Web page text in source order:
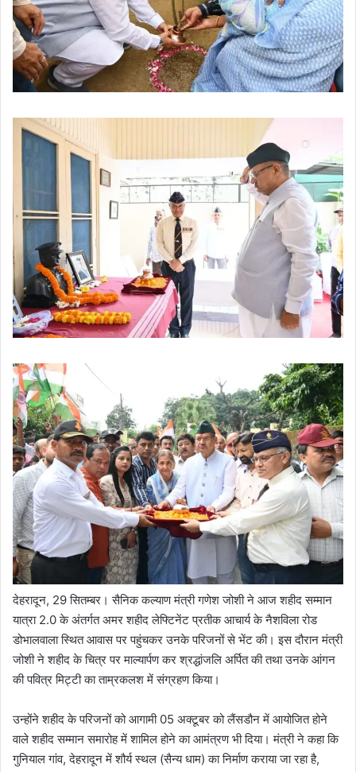
देहरादून, 29 सितम्बर। सैनिक कल्याण मंत्री गणेश जोशी ने आज शहीद सम्मान
यात्रा 2.0 के अंतर्गत अमर शहीद लेफ्टिनेंट प्रतीक आचार्य के नैशविला रोड
डोभालवाला स्थित आवास पर पहुंचकर उनके परिजनों से भेंट की। इस दौरान मंत्री
जोशी ने शहीद के चित्र पर माल्यार्पण कर श्रद्धांजलि अर्पित की तथा उनके आंगन
की पवित्र मिट्टी का ताम्रकलश में संग्रहण किया।
उन्होंने शहीद के परिजनों को आगामी 05 अक्टूबर को लैंसडौन में आयोजित होने
वाले शहीद सम्मान समारोह में शामिल होने का आमंत्रण भी दिया। मंत्री ने कहा कि
गुनियाल गांव, देहरादून में शौर्य स्थल (सैन्य धाम) का निर्माण कराया जा रहा है,